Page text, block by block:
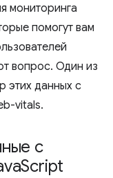
мониторинга
помогут вам
вопрос. Один из
этих данных с
vitals.
с
Script